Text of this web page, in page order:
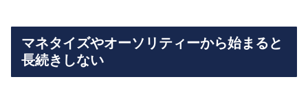
マネタイズやオーソリティーから始まると
長続きしない